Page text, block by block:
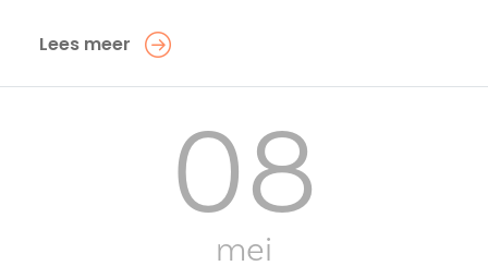
Lees meer
08
mei